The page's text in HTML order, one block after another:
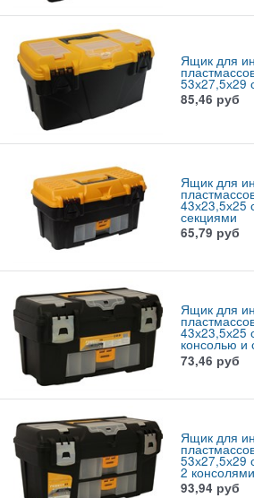
Ящик для
53х27,5х29
85,46 руб
Ящик для
43х23,5х25
секциями
65,79 руб
Ящик для
43х23,5х25
консолью и
73,46 руб
Ящик для
53х27,5х29
2
93,94 руб